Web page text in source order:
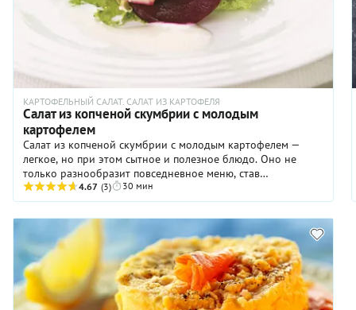
КАРТОФЕЛЬНЫЙ САЛАТ. САЛАТ ИЗ КАРТОФЕЛЯ
Салат из копченой скумбрии с молодым
картофелем
Салат из копченой скумбрии с молодым картофелем —
легкое, но при этом сытное и полезное блюдо. Оно не
только разнообразит повседневное меню, став
полноценным ужином, но и украсит праздничный стол.
Если заранее сварить овощи, то время на приготовление
сведется к минимуму. Доступная в любое время года, в
меру жирная копченая скумбрия добавляет салату аромат
дымка и выразительный вкус. Свекла придает блюду яркий
цвет и сладость, молодой картофель — бархатную
рассыпчатую текстуру, салат-латук — свежесть, а сливочная
заправка с острым хреном гармонично объединяет все
компоненты, не утяжеляя салат в отличие от майонеза.
4.67 (3) 30 мин